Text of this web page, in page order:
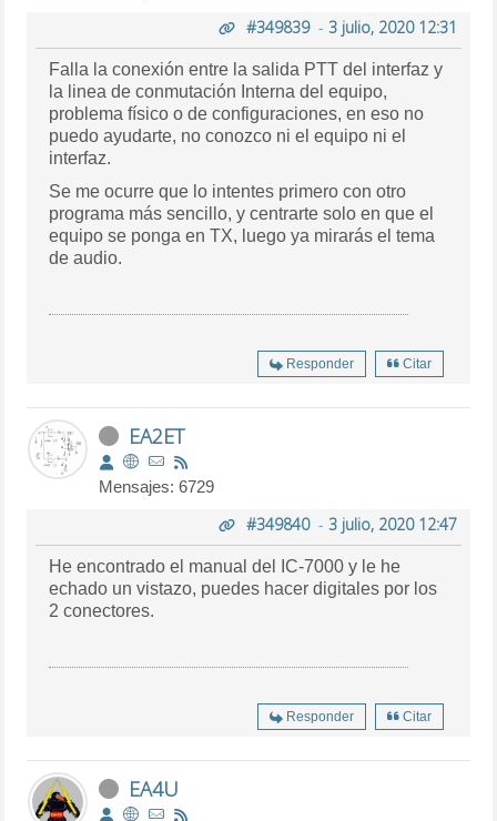
#349839- 3 julio, 2020 12:31
Falla la conexión entre la salida PTT del interfaz y
la linea de conmutación Interna del equipo,
problema físico o de configuraciones, en eso no
puedo ayudarte, no conozco ni el equipo ni el
interfaz.
Se me ocurre que lo intentes primero con otro
programa más sencillo, y centrarte solo en que el
equipo se ponga en TX, luego ya mirarás el tema
de audio.
Responder Citar
EA2ET
Mensajes: 6729
#349840- 3 julio, 2020 12:47
He encontrado el manual del
IC-7000 y le he
echado un vistazo, puedes hacer digitales por los
2 conectores.
Responder Citar
EA4U